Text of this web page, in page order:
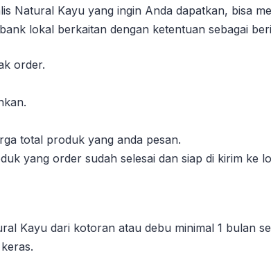
Natural Kayu yang ingin Anda dapatkan, bisa
lokal berkaitan dengan ketentuan sebagai
order.
total produk yang anda pesan.
yang order sudah selesai dan siap di kirim ke
Kayu dari kotoran atau debu minimal 1 bulan